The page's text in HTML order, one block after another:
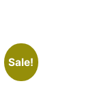
Sale!